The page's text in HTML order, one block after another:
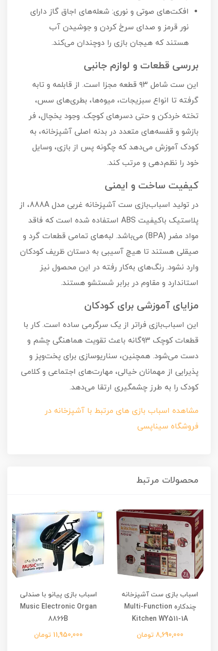
افکت‌های صوتی و نوری: شعله‌های اجاق گاز دارای
نور قرمز و صدای سرخ کردن و جوشیدن آب
هستند که هیجان بازی را دوچندان می‌کند.
بررسی قطعات و لوازم جانبی
این ست شامل ۹۳ قطعه مجزا است. از قابلمه و تابه
گرفته تا انواع سبزیجات، میوه‌ها، بطری‌های سس،
تخته خردکن و حتی دسرهای کوچک. وجود یخچال، فر
بازشو و قفسه‌های متعدد در بدنه اصلی آشپزخانه، به
کودک آموزش می‌دهد که چگونه پس از بازی، وسایل
خود را نظم‌دهی و مرتب کند.
کیفیت ساخت و ایمنی
در تولید اسباب‌بازی ست آشپزخانه غربی مدل 888A، از
پلاستیک باکیفیت ABS استفاده شده است که فاقد
مواد مضر (BPA) می‌باشد. لبه‌های تمامی قطعات گرد و
صیقلی هستند تا هیچ آسیبی به دستان ظریف کودکان
وارد نشود. رنگ‌های به‌کار رفته در این محصول نیز
استاندارد و مقاوم در برابر شستشو هستند.
مزایای آموزشی برای کودکان
این اسباب‌بازی فراتر از یک سرگرمی ساده است. کار با
قطعات کوچک ۹۳‌گانه باعث تقویت هماهنگی چشم و
دست می‌شود. همچنین، سناریوسازی برای پخت‌وپز و
پذیرایی از مهمانان خیالی، مهارت‌های اجتماعی و کلامی
کودک را به طرز چشمگیری ارتقا می‌دهد.
مشاهده اسباب بازی های مرتبط با آشپزخانه در
فروشگاه سیناپسی
محصولات مرتبط
اسباب بازی ست آشپزخانه
چندکاره Multi-Function
Kitchen WY511-1A
8,690,000 تومان
اسباب بازی پیانو با صندلی
Music Electronic Organ
8866B
11,950,000 تومان